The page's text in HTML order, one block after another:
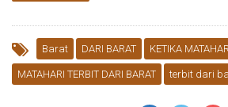
Barat DARI BARAT KETIKA
MATAHARI TERBIT DARI BARAT terbit dari